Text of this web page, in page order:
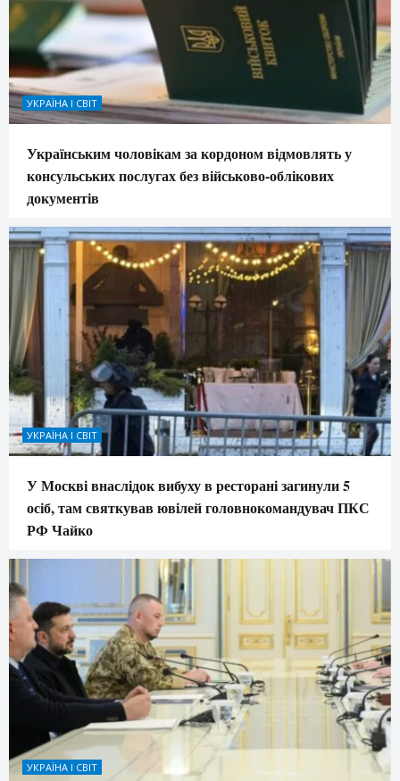
УКРАЇНА І СВІТ
Українським чоловікам за кордоном відмовлять у
консульських послугах без військово-облікових
документів
УКРАЇНА І СВІТ
У Москві внаслідок вибуху в ресторані загинули 5
осіб, там святкував ювілей головнокомандувач ПКС
РФ Чайко
УКРАЇНА І СВІТ